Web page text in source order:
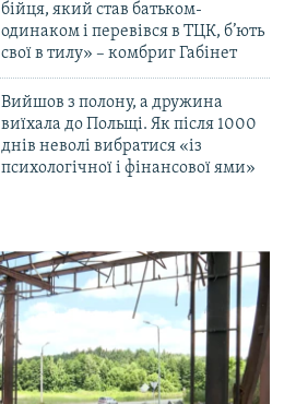
бійця, який став батьком-
одинаком і перевівся в ТЦК, б’ють
свої в тилу» – комбриг Габінет
Вийшов з полону, а дружина
виїхала до Польщі. Як після 1000
днів неволі вибратися «із
психологічної і фінансової ями»